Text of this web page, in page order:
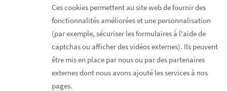
Ces cookies permettent au site web de fournir des
fonctionnalités améliorées et une personnalisation
(par exemple, sécuriser les formulaires à l'aide de
captchas ou afficher des vidéos externes). Ils peuvent
être mis en place par nous ou par des partenaires
externes dont nous avons ajouté les services à nos
pages.